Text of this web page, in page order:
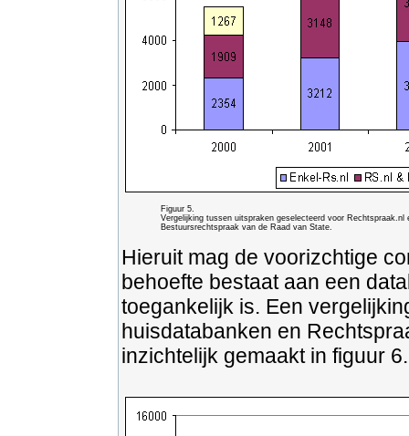
Figuur 5.
Vergelijking tussen uitspraken geselecteerd voor Rechtspraak.nl
Bestuursrechtspraak van de Raad van State.
Hieruit mag de voorizchtige
behoefte bestaat aan een
toegankelijk is. Een
huisdatabanken en
inzichtelijk gemaakt in figuur 6.